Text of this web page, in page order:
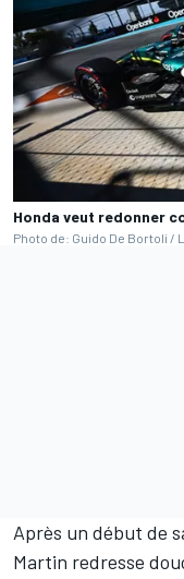
Honda veut redonner
Photo de: Guido De Bortoli /
Après un début de
Martin redresse